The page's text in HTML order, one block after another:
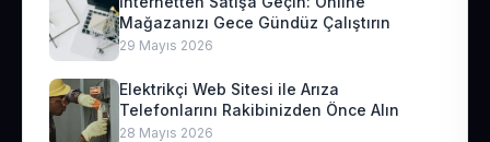
Mağazanızı Gece Gündüz Çalıştırın
29 Mayıs 2026
Elektrikçi Web Sitesi ile Arıza
Telefonlarını Rakibinizden Önce Alın
28 Mayıs 2026